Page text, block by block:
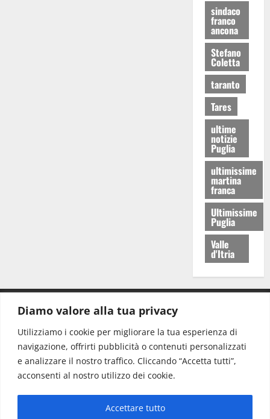
Diamo valore alla tua privacy
Utilizziamo i cookie per migliorare la tua esperienza di
navigazione, offrirti pubblicità o contenuti personalizzati
e analizzare il nostro traffico. Cliccando “Accetta tutti”,
acconsenti al nostro utilizzo dei cookie.
Accettare tutto
sindaco
franco
ancona
Stefano
Coletta
taranto
Tares
ultime
notizie
Puglia
ultimissime
martina
franca
Ultimissime
Puglia
Valle
d'Itria
Redazione: redazione@www.martinasera.it
Direttore:direttore@www.martinasera.it
Info & Commerciale:info@www.martinasera.it